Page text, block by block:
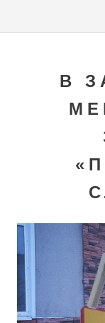
В